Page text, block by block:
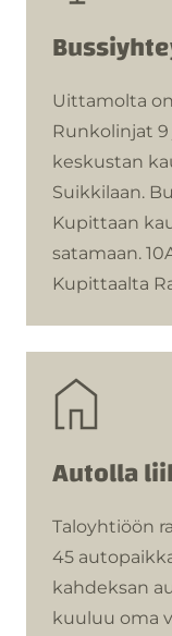
Uittamolta
Runkolinjat
keskustan
Suikkilaan.
Kupittaan
satamaan.
Kupittaalta
Autolla
Taloyhtiöön
45
kahdeksan
kuuluu oma